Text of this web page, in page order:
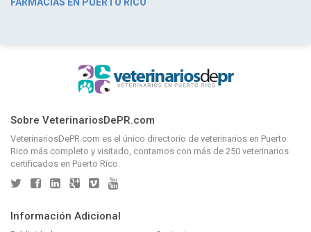
Sobre VeterinariosDePR.com
VeterinariosDePR.com es el único directorio de veterinarios en Puerto
Rico más completo y visitado, contamos con más de 250 veterinarios
certificados en Puerto Rico.
Información Adicional